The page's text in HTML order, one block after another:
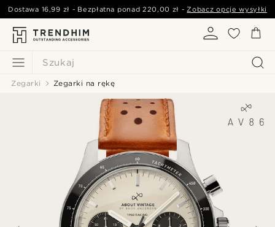
Szukaj
Dostawa 16,99 zł - Bezpłatna ponad220,00 zł -Zobacz opcje wysyłki
Zegarki Zegarki na rękę